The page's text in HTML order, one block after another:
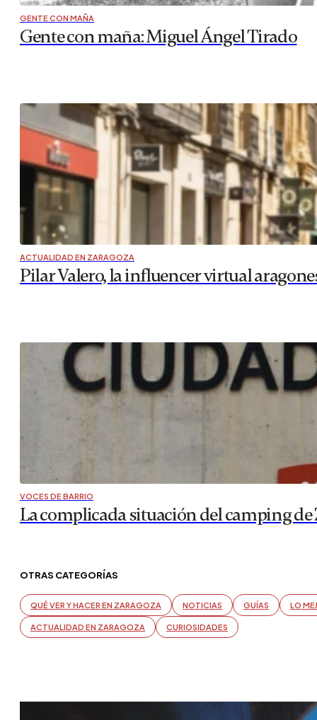
GENTE CON MAÑA
Gente con maña: Miguel Ángel Tirado
ACTUALIDAD EN ZARAGOZA
Pilar Valero, la influencer virtual
VOCES DE BARRIO
La complicada situación del camping de
OTRAS CATEGORÍAS
QUÉ VER Y HACER EN ZARAGOZA NOTICIAS GUÍAS LO
ACTUALIDAD EN ZARAGOZA CURIOSIDADES